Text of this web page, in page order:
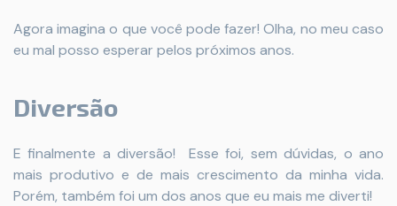
Agora imagina o que você pode fazer!Olha, no meu caso
eu mal posso esperar pelos próximos anos.
Diversão
E finalmente a diversão! Esse foi, sem dúvidas, o ano
mais produtivo e de mais crescimento da minha vida.
Porém, também foi um dos anos que eu mais me diverti!